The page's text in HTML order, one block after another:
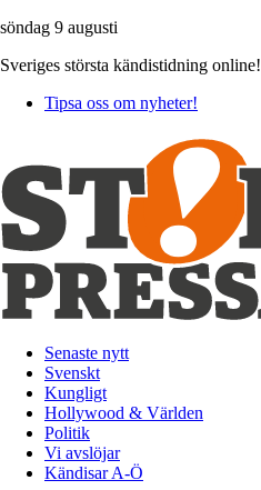
söndag 9 augusti
Sveriges största kändistidning online!
Tipsa oss om nyheter!
Senaste nytt
Svenskt
Kungligt
Hollywood & Världen
Politik
Vi avslöjar
Kändisar A-Ö